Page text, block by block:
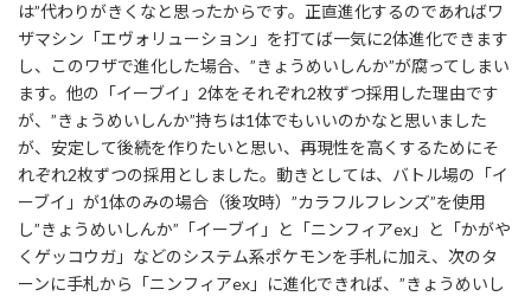
は”代わりがきくなと思ったからです。正直進化するのであればワ
ザマシン「エヴォリューション」を打てば一気に2体進化できます
し、このワザで進化した場合、”きょうめいしんか”が腐ってしまい
ます。他の「イーブイ」2体をそれぞれ2枚ずつ採用した理由です
が、”きょうめいしんか”持ちは1体でもいいのかなと思いました
が、安定して後続を作りたいと思い、再現性を高くするためにそ
れぞれ2枚ずつの採用としました。動きとしては、バトル場の「イ
ーブイ」が1体のみの場合（後攻時）”カラフルフレンズ”を使用
し”きょうめいしんか”「イーブイ」と「ニンフィアex」と「かがや
くゲッコウガ」などのシステム系ポケモンを手札に加え、次のタ
ーンに手札から「ニンフィアex」に進化できれば、”きょうめいし